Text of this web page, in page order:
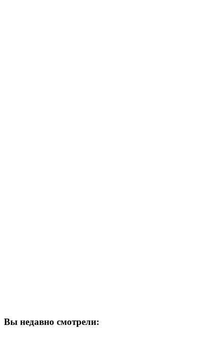
Вы недавно смотрели: